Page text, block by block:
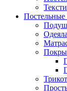
Постельные
Одеяла